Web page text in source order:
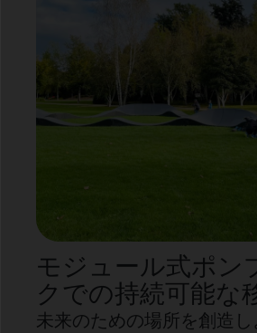
モジュール式ポン
クでの持続可能な
未来のための場所を創造し